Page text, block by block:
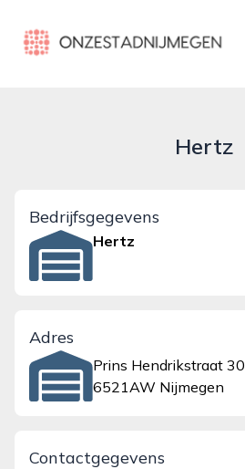
onzestadnijmegen.nl
Hertz
Bedrijfsgegevens
Hertz
Adres
Prins Hendrikstraat 30
6521AW Nijmegen
Contactgegevens